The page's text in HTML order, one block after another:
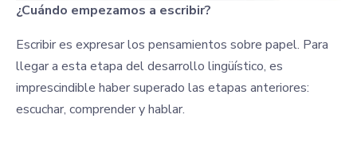
¿Cuándo empezamos a escribir?
Escribir es expresar los pensamientos sobre papel. Para
llegar a esta etapa del desarrollo lingüístico, es
imprescindible haber superado las etapas anteriores:
escuchar, comprender y hablar.